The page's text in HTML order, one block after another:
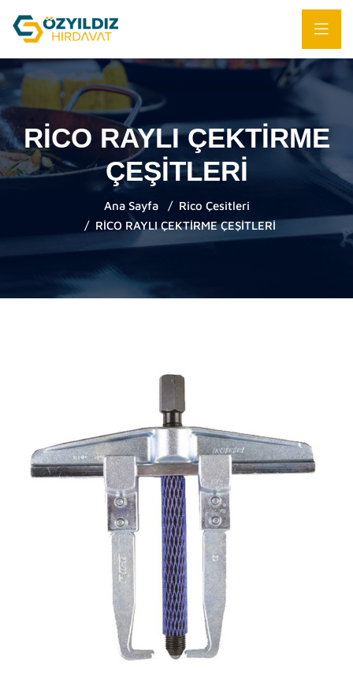
RİCO RAYLI ÇEKTİRME
ÇEŞİTLERİ
Ana Sayfa
Rico Çesitleri
RİCO RAYLI ÇEKTİRME ÇEŞİTLERİ